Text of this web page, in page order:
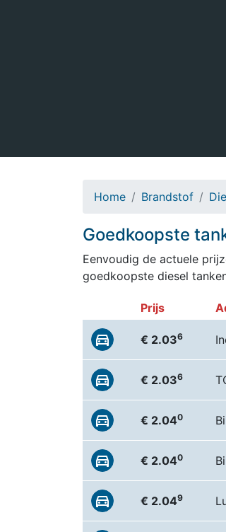
Home Brandstof
Goedkoopste
Eenvoudig de actuele
goedkoopste diesel
Prijs
€ 2.036
€ 2.036
€ 2.040
€ 2.040
€ 2.049